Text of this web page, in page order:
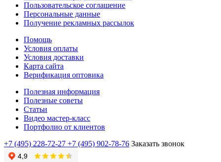
Пользовательское соглашение
Персональные данные
Получение рекламных рассылок
Помощь
Условия оплаты
Условия доставки
Карта сайта
Верификация оптовика
Полезная информация
Полезные советы
Статьи
Видео мастер-класс
Портфолио от клиентов
+7 (495) 228-72-27 +7 (495) 902-78-76 Заказать звонок